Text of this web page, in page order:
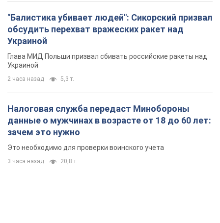
"Балистика убивает людей": Сикорский призвал
обсудить перехват вражеских ракет над
Украиной
Глава МИД Польши призвал сбивать российские ракеты над
Украиной
2 часа назад 5,3 т.
Налоговая служба передаст Минобороны
данные о мужчинах в возрасте от 18 до 60 лет:
зачем это нужно
Это необходимо для проверки воинского учета
3 часа назад 20,8 т.